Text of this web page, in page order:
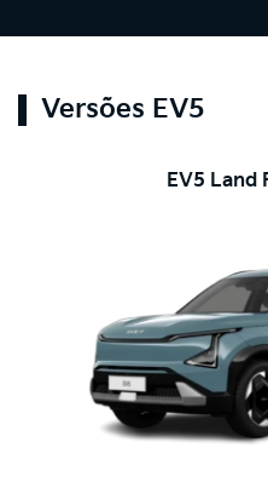
Versões EV5
EV5 Land